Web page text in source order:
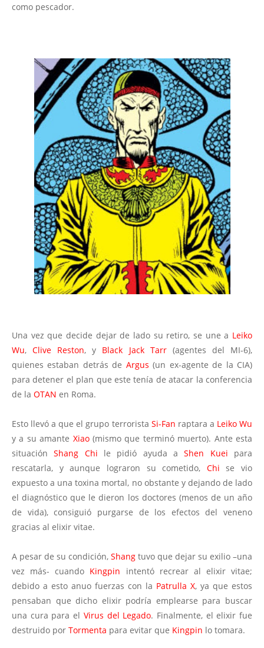
como pescador.
Una vez que decide dejar de lado su retiro, se une a Leiko
Wu,Clive Reston, y Black Jack Tarr(agentes del MI-6),
quienes estaban detrás de Argus (un ex-agente de la CIA)
para detener el plan que este tenía de atacar la conferencia
de la OTAN en Roma.
Esto llevó a que el grupo terrorista Si-Fan raptara a Leiko Wu
y a su amante Xiao(mismo que terminó muerto). Ante esta
situaciónShang Chi le pidió ayuda aShen Kuei para
rescatarla, y aunque lograron su cometido, Chi se vio
expuesto a una toxina mortal, no obstante y dejando de lado
el diagnóstico que le dieron los doctores (menos de un año
de vida), consiguió purgarse de los efectos del veneno
gracias al elixir vitae.
A pesar de su condición, Shang tuvo que dejar su exilio –una
vez más- cuando Kingpin intentó recrear al elixir vitae;
debido a esto anuo fuerzas con la Patrulla X, ya que estos
pensaban que dicho elixir podría emplearse para buscar
una cura para el Virus del Legado. Finalmente, el elixir fue
destruido por Tormenta para evitar que Kingpin lo tomara.